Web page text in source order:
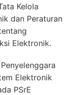
Kelola
dan Peraturan
Elektronik.
Elektronik
PSrE